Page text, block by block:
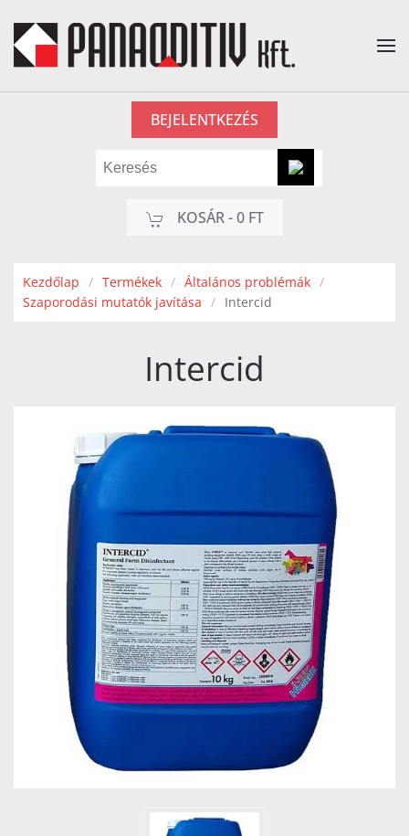
Fő tartalom átugrása
BEJELENTKEZÉS
KOSÁR -0 FT
Kezdőlap Termékek
Általános problémák
Szaporodási mutatók javítása
Intercid
Intercid